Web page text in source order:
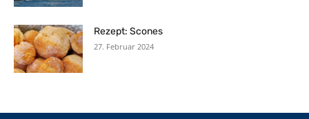
Rezept: Scones
27. Februar 2024